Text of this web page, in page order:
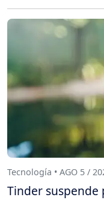
Tecnología • AGO 5 /
Tinder suspende